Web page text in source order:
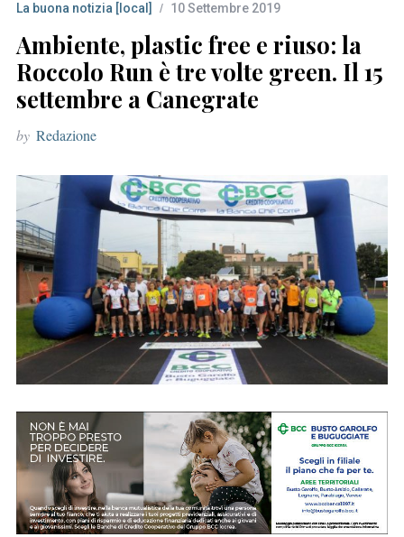
r
c
h
f
o
r
La buona notizia [local] 10 Settembre 2019
Ambiente, plastic free e riuso: la
Roccolo Run è tre volte green. Il 15
settembre a Canegrate
by Redazione